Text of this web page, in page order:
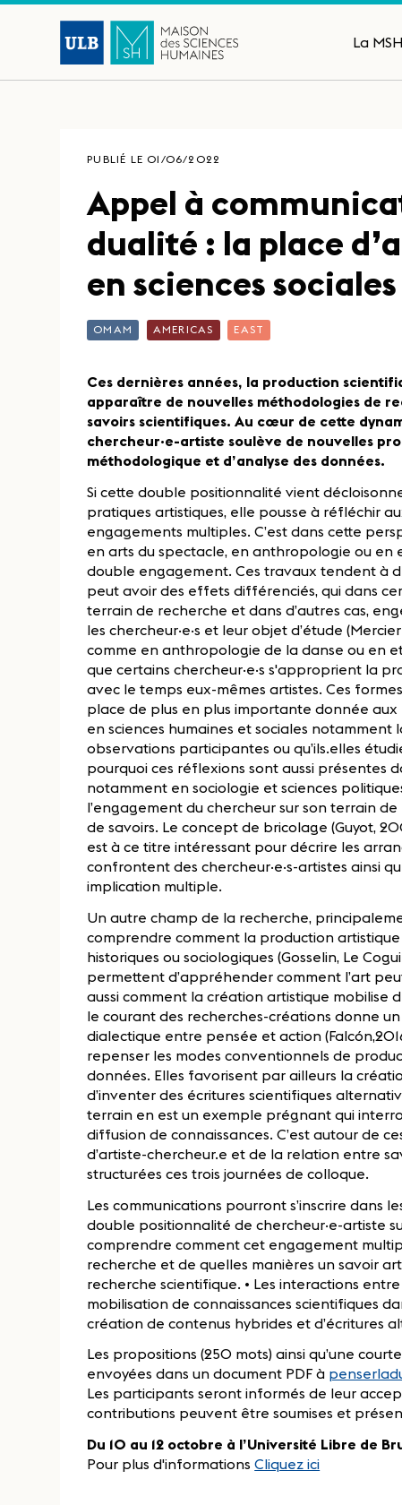
La MSH
PUBLIÉ LE 01/06/2022
Appel à
dualité : la place
en sciences sociales
OMAM AMERICAS EAST
Ces dernières années, la production
apparaître de nouvelles méthodologies de
savoirs scientifiques. Au cœur de cette
chercheur·e-artiste soulève de nouvelles
méthodologique et d’analyse des données.
Si cette double positionnalité vient
pratiques artistiques, elle pousse à réfléchir
engagements multiples. C’est dans cette
en arts du spectacle, en anthropologie ou en
double engagement. Ces travaux tendent à
peut avoir des effets différenciés, qui dans
terrain de recherche et dans d’autres cas,
les chercheur·e·s et leur objet d’étude
comme en anthropologie de la danse ou en
que certains chercheur·e·s s'approprient la
avec le temps eux-mêmes artistes. Ces
place de plus en plus importante donnée
en sciences humaines et sociales notamment
observations participantes ou qu’ils.elles
pourquoi ces réflexions sont aussi présentes
notamment en sociologie et sciences
l’engagement du chercheur sur son terrain
de savoirs. Le concept de bricolage (Guyot,
est à ce titre intéressant pour décrire les
confrontent des chercheur·e·s-artistes ainsi
implication multiple.
Un autre champ de la recherche,
comprendre comment la production
historiques ou sociologiques (Gosselin, Le
permettent d’appréhender comment l’art
aussi comment la création artistique mobilise
le courant des recherches-créations donne
dialectique entre pensée et action
repenser les modes conventionnels de
données. Elles favorisent par ailleurs la
d’inventer des écritures scientifiques
terrain en est un exemple prégnant qui
diffusion de connaissances. C’est autour de
d’artiste-chercheur.e et de la relation entre
structurées ces trois journées de colloque.
Les communications pourront s’inscrire dans
double positionnalité de chercheur·e-artiste
comprendre comment cet engagement
recherche et de quelles manières un savoir
recherche scientifique. • Les interactions
mobilisation de connaissances scientifiques
création de contenus hybrides et d’écritures
Les propositions (250 mots) ainsi qu’une
envoyées dans un document PDF à
Les participants seront informés de leur
contributions peuvent être soumises et
Du 10 au 12 octobre à l’Université Libre de
Pour plus d'informationsCliquez ici